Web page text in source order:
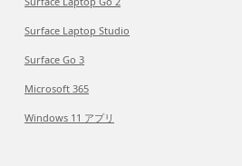
Surface Laptop Studio
Surface Go 3
Microsoft 365
Windows 11 アプリ